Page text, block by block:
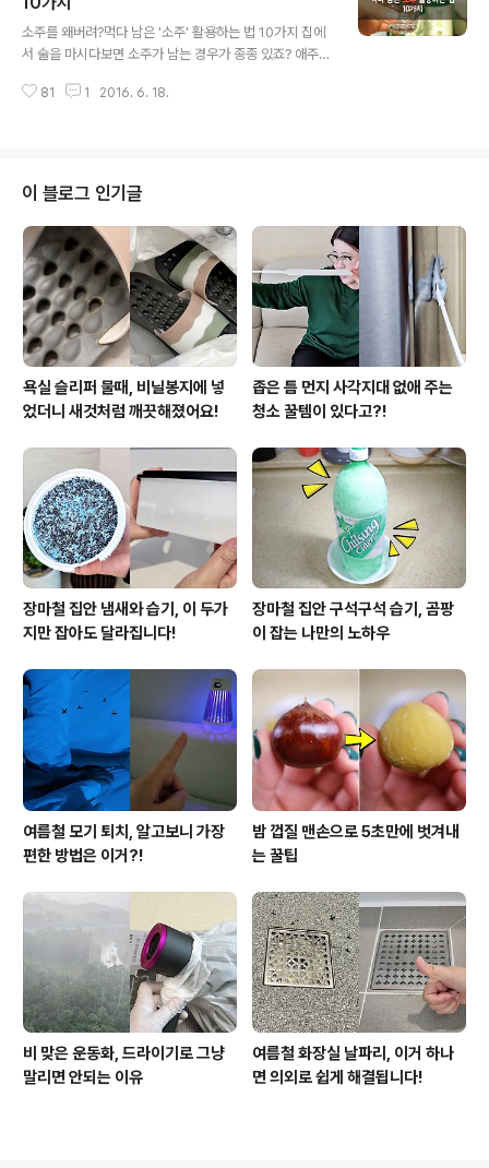
요~ ■ 청소용 - 놀라운 청소 효과 린스의 세정력은 좋고
청소효과도 높아요. 화장실, 싱크대를 닦을 때나 환기구, 베
란다, 복도 같은 곳에 물청소할 때 아주 유용하게 사용할 수
있어요.사용방법은 린스를 소량의 뜨거운 물에 잘 탄 후, 찬
소주를 왜버려?먹다 남은 '소주' 활용하는 법 10가지 집에
서 술을 마시다보면 소주가 남는 경우가 종종 있죠? 애주가
상 많이 보이는데요.다시 먹자니 애주가분들 입맛에 맛이
눌러 붙은 기름때를 말끔하게 제거할 수 있어요. 프라이팬
의 열기가 가시기 전에 닦아주면 됩니다. 2. 주방 찌든 때
닦기 음식이 튀어 생긴 얼룩과 기름때는 쉽게 지워지지 않
는데요.이때 소주를 활용하면 좀 더 간편하게 청소할 수 있
어요. 소주를 뿌리고 나서 3분 정도 기다린 후 수세미로 닦
아주면 됩니다. 3. 바..
81 1 2016. 6. 18.
이 블로그 인기글
욕실 슬리퍼 물때, 비닐봉지에 넣
었더니 새것처럼 깨끗해졌어요!
좁은 틈 먼지 사각지대 없애 주는
청소 꿀템이 있다고?!
장마철 집안 냄새와 습기, 이 두가
지만 잡아도 달라집니다!
장마철 집안 구석구석 습기, 곰팡
이 잡는 나만의 노하우
여름철 모기 퇴치, 알고보니 가장
편한 방법은 이거?!
밤 껍질 맨손으로 5초만에 벗겨내
는 꿀팁
비 맞은 운동화, 드라이기로 그냥
말리면 안되는 이유
여름철 화장실 날파리, 이거 하나
면 의외로 쉽게 해결됩니다!